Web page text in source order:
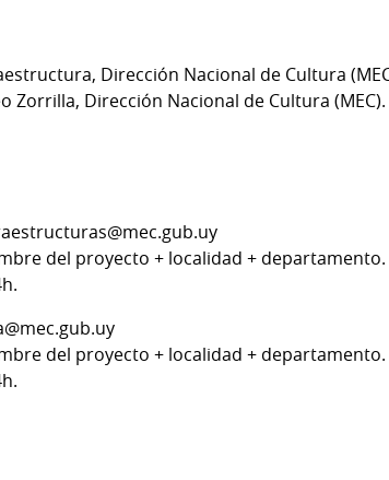
Dirección Nacional de Cultura
Zorrilla, Dirección Nacional de Cultura (MEC).
del proyecto + localidad + departamento.
del proyecto + localidad + departamento.